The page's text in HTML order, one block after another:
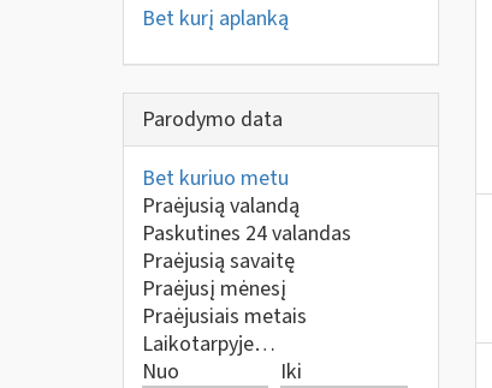
Bet kurį aplanką
Parodymo data
Bet kuriuo metu
Praėjusią valandą
Paskutines 24 valandas
Praėjusią savaitę
Praėjusį mėnesį
Praėjusiais metais
Laikotarpyje…
Nuo
Iki